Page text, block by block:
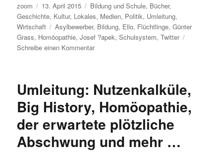
Autor
zoom
Veröffentlicht
am
13. April 2015 Kategorien
Bildung und Schule, Bücher,
Geschichte, Kultur, Lokales, Medien, Politik, Umleitung,
Wirtschaft
Schlagwörter
Asylbewerber, Bildung, Ello, Flüchtlinge,Günter
Grass, Homöopathie,Josef ?apek,Schulsystem,Twitter
Schreibe einen Kommentarzu
offenen
Lateinamerikas,
Günter
Grass,
Depromotion
und
Umleitung: Nutzenkalküle,
Big History, Homöopathie,
der erwartete plötzliche
Abschwung und mehr …